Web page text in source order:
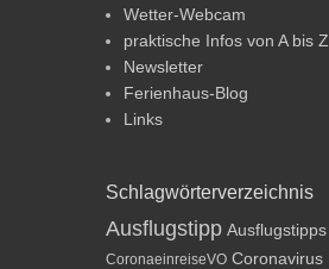
Wetter-Webcam
praktische Infos von A bis Z
Newsletter
Ferienhaus-Blog
Links
Schlagwörterverzeichnis
Ausflugstipp Ausflugstipps
CoronaeinreiseVO Coronavirus